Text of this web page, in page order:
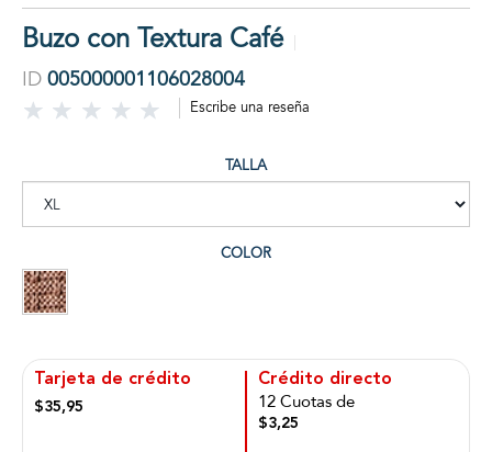
Buzo con Textura Café
ID 005000001106028004
Escribe una reseña
TALLA
COLOR
Tarjeta de crédito
$35,95
Crédito directo
12 Cuotas de
$3,25